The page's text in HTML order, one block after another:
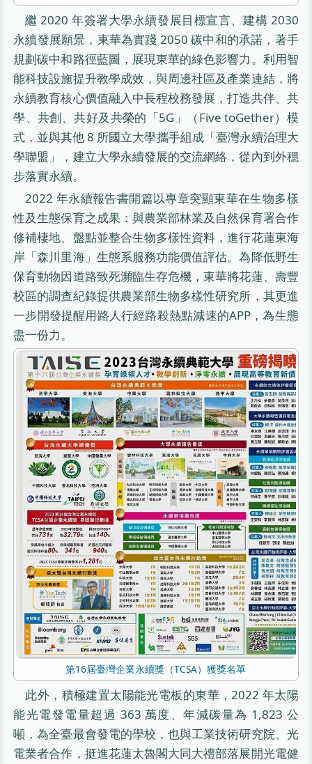
繼 2020 年簽署大學永續發展目標宣言、建構 2030
永續發展願景，東華為實踐 2050 碳中和的承諾，著手
規劃碳中和路徑藍圖，展現東華的綠色影響力。利用智
能科技設施提升教學成效，與周邊社區及產業連結，將
永續教育核心價值融入中長程校務發展，打造共伴、共
學、共創、共好及共榮的「5G」（Five toGether）模
式，並與其他 8 所國立大學攜手組成「臺灣永續治理大
學聯盟」，建立大學永續發展的交流網絡，從內到外穩
步落實永續。
2022 年永續報告書開篇以專章突顯東華在生物多樣
性及生態保育之成果：與農業部林業及自然保育署合作
修補棲地、盤點並整合生物多樣性資料，進行花蓮東海
岸「森川里海」生態系服務功能價值評估。為降低野生
保育動物因道路致死瀕臨生存危機，東華將花蓮、壽豐
校區的調查紀錄提供農業部生物多樣性研究所，其更進
一步開發提醒用路人行經路殺熱點減速的APP，為生態
盡一份力。
第16屆臺灣企業永續獎（TCSA）獲獎名單
此外，積極建置太陽能光電板的東華，2022 年太陽
能光電發電量超過 363 萬度、年減碳量為 1,823 公
噸，為全臺最會發電的學校，也與工業技術研究院、光
電業者合作，挺進花蓮太魯閣大同大禮部落展開光電健